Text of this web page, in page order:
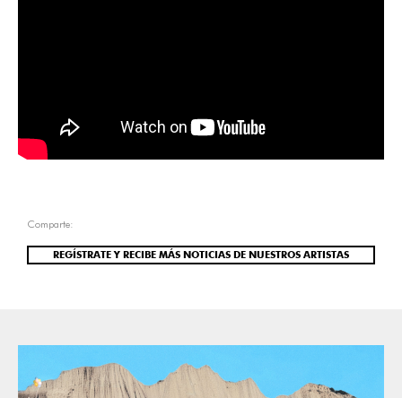
Comparte:
REGÍSTRATE Y RECIBE MÁS NOTICIAS DE NUESTROS ARTISTAS